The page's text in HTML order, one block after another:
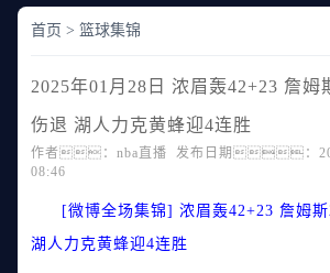
首页 > 篮球集锦
2025年01月28日 浓眉轰42+23 詹姆
伤退 湖人力克黄蜂迎4连胜
作者：nba直播 发布日期：
08:46
[微博全场集锦] 浓眉轰42+23 詹姆
湖人力克黄蜂迎4连胜